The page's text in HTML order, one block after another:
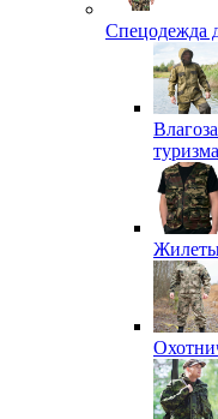
Спецодежда
туризма